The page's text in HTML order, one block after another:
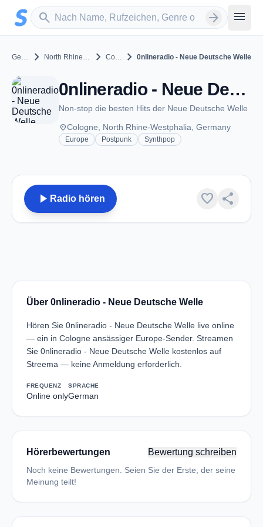
Zum Hauptinhalt springen
search
Sender suchen arrow_forward menu
Germany chevron_right North Rhine-Westphalia chevron_right Cologne chevron_right 0nlineradio - Neue Deutsche Welle
0nlineradio - Neue Deutsche Welle - Cologne
Non-stop die besten Hits der Neue Deutsche Welle
placeCologne, North Rhine-Westphalia, Germany
Europe Postpunk Synthpop
play_arrow Radio hören favorite share
Über 0nlineradio - Neue Deutsche Welle
Hören Sie 0nlineradio - Neue Deutsche Welle live online
— ein in Cologne ansässiger Europe-Sender. Streamen
Sie 0nlineradio - Neue Deutsche Welle kostenlos auf
Streema — keine Anmeldung erforderlich.
FREQUENZ
Online only
SPRACHE
German
Hörerbewertungen Bewertung schreiben
Noch keine Bewertungen. Seien Sie der Erste, der seine
Meinung teilt!